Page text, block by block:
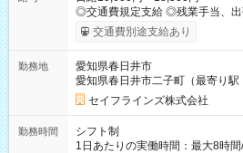
◎交通費規定支給 ◎残業手当、
合：22時～翌5時は割増給与 ◎日
有) ＜月収例＞ 入社3か月：月収28万 ◎自分のぺースで勤務
す☺ ◎髪色、ピアス、タトゥーOK おしゃれも自由に楽しめま
す！ 【試用期間】試用期間あり 試用期間の長さ：3ヶ月 雇用形
態、給与は本採用時と同じです。
交通費別途支給あり
勤務地
愛知県春日井市
愛知県春日井市二子町（最寄り駅
セイフラインズ株式会社
勤務時間
シフト制
1日あたりの実働時間：最大8時